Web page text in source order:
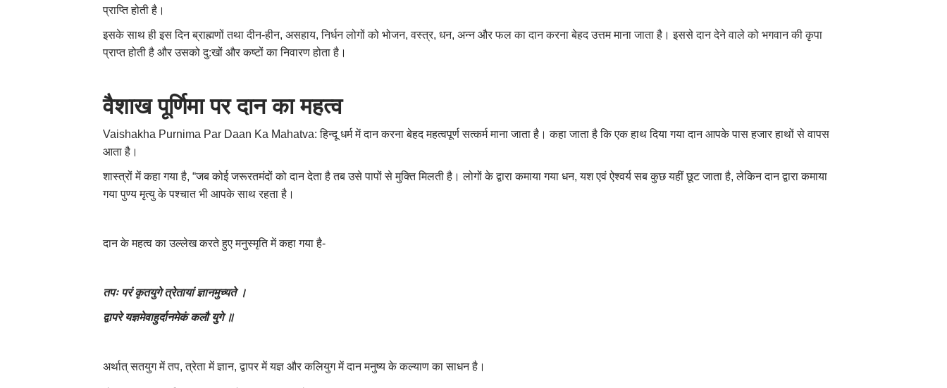
प्राप्ति होती है।
इसके साथ ही इस दिन ब्राह्मणों तथा दीन-हीन,असहाय,निर्धन लोगों को भोजन,वस्त्र,धन,अन्न और फल का दान करना बेहद उत्तम माना जाता है। इससे दान देने वाले को भगवान की कृपा
प्राप्त होती है और उसको दु:खों और कष्टों का निवारण होता है।
वैशाख पूर्णिमा पर दान का महत्व
Vaishakha Purnima Par Daan Ka Mahatva: हिन्दू धर्म में दान करना बेहद महत्वपूर्ण सत्कर्म माना जाता है। कहा जाता है कि एक हाथ दिया गया दान आपके पास हजार हाथों से वापस
आता है।
शास्त्रों में कहा गया है, “जब कोई जरूरतमंदों को दान देता है तब उसे पापों से मुक्ति मिलती है। लोगों के द्वारा कमाया गया धन,यश एवं ऐश्वर्य सब कुछ यहीं छूट जाता है,लेकिन दान द्वारा कमाया
गया पुण्य मृत्यु के पश्चात भी आपके साथ रहता है।
दान के महत्व का उल्लेख करते हुए मनुस्मृति में कहा गया है-
तपः परं कृतयुगे त्रेतायां ज्ञानमुच्यते ।
द्वापरे यज्ञमेवाहुर्दानमेकं कलौ युगे ॥
अर्थात् सतयुग में तप,त्रेता में ज्ञान,द्वापर में यज्ञ और कलियुग में दान मनुष्य के कल्याण का साधन है।